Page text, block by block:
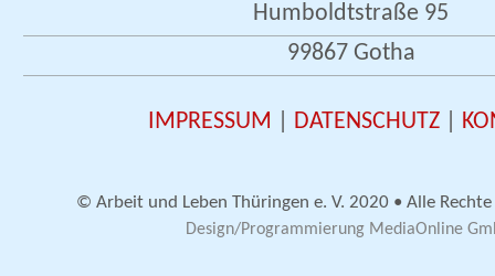
Humboldtstraße 95
99867 Gotha
IMPRESSUM DATENSCHUTZ
© Arbeit und Leben Thüringen e. V. 2020 • Alle
Design/Programmierung MediaOnline